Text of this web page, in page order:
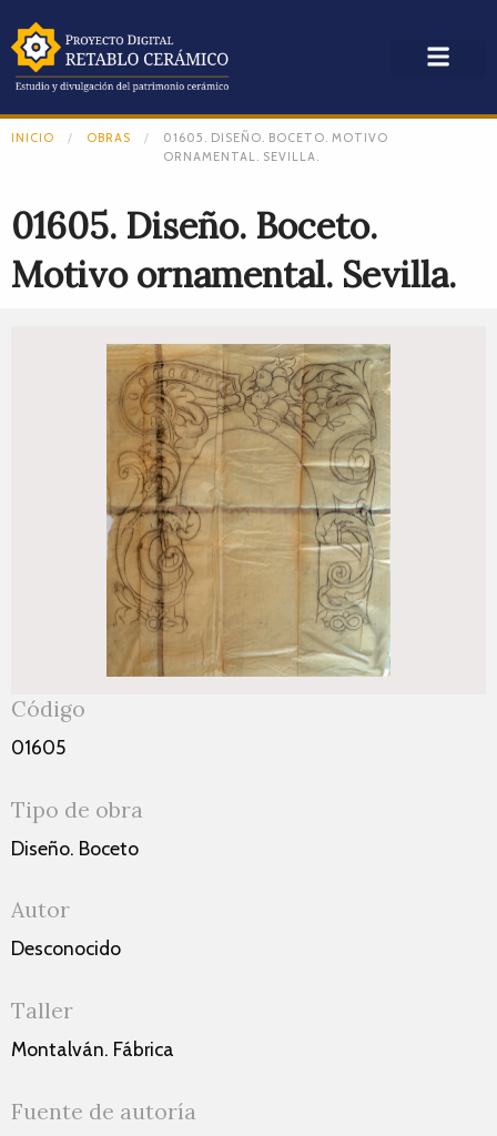
INICIO OBRAS
01605. DISEÑO. BOCETO. MOTIVO
ORNAMENTAL. SEVILLA.
01605. Diseño. Boceto.
Motivo ornamental. Sevilla.
Código
01605
Tipo de obra
Diseño. Boceto
Autor
Desconocido
Taller
Montalván. Fábrica
Fuente de autoría